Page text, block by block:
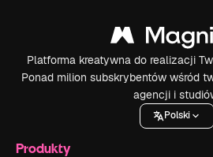
Platforma kreatywna do realizacji
Ponad milion subskrybentów wśród
agencji i
Polski
Produkty